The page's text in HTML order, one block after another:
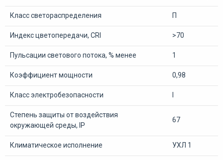
Класс светораспределения П
Индекс цветопередачи, CRI >70
Пульсации светового потока, % менее 1
Коэффициент мощности 0,98
Класс электробезопасности
Степень защиты от воздействия
окружающей среды, IP
67
Климатическое исполнение УХЛ 1